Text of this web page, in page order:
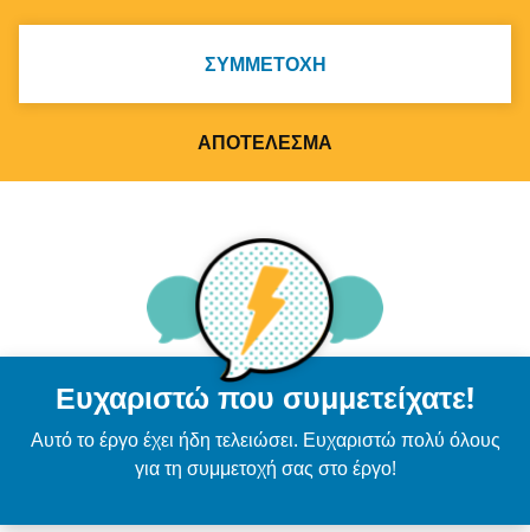
ΣΥΜΜΕΤΟΧΉ
ΑΠΟΤΈΛΕΣΜΑ
Ευχαριστώ που συμμετείχατε!
Αυτό το έργο έχει ήδη τελειώσει. Ευχαριστώ πολύ όλους
για τη συμμετοχή σας στο έργο!